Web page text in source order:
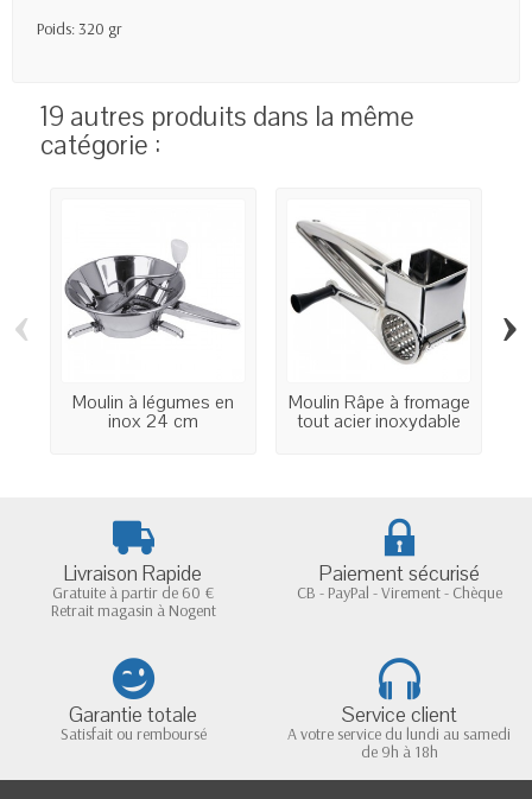
Poids: 320 gr
19 autres produits dans la même
catégorie :
Moulin à légumes en
inox 24 cm
Moulin Râpe à fromage
tout acier inoxydable
‹ ›
Livraison Rapide
Gratuite à partir de 60 €
Retrait magasin à Nogent
Paiement sécurisé
CB - PayPal - Virement - Chèque
Garantie totale
Satisfait ou remboursé
Service client
A votre service du lundi au samedi
de 9h à 18h